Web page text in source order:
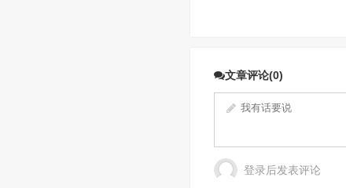
文章评论(0)
登录后发表评论